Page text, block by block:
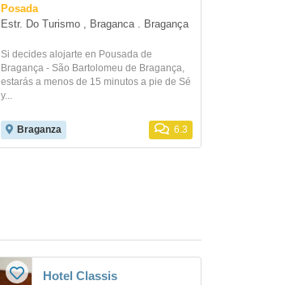
Posada
Estr. Do Turismo , Braganca . Bragança
Si decides alojarte en Pousada de
Bragança - São Bartolomeu de Bragança,
estarás a menos de 15 minutos a pie de Sé
y...
Braganza 6.3
Hotel Classis